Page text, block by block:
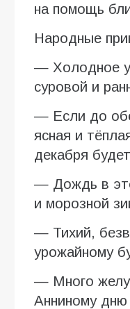
на помощь
Народные
— Холодное
суровой и
— Если до
ясная и
декабря
— Дождь в
и морозной
— Тихий,
урожайному
— Много
Анниному